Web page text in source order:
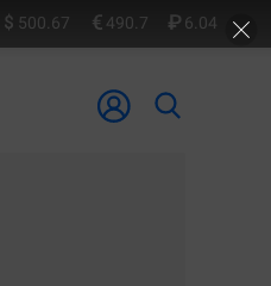
500.67 490.7 6.04